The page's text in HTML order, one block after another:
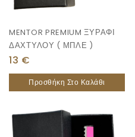
MENTOR PREMIUM ΞΥΡΑΦΙ
ΔΑΧΤΥΛΟΥ ( ΜΠΛΕ )
13 €
Προσθήκη Στο Καλάθι